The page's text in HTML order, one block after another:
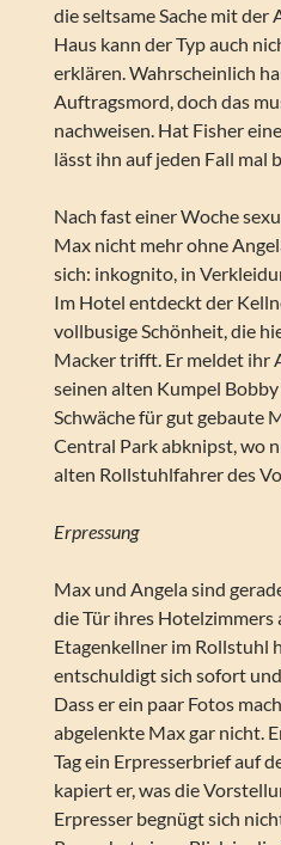
die seltsame Sache mit der
Haus kann der Typ auch
erklären. Wahrscheinlich
Auftragsmord, doch das
nachweisen. Hat Fisher
lässt ihn auf jeden Fall mal
Nach fast einer Woche
Max nicht mehr ohne
sich: inkognito, in
Im Hotel entdeckt der
vollbusige Schönheit, die
Macker trifft. Er meldet ihr
seinen alten Kumpel Bobby
Schwäche für gut gebaute
Central Park abknipst, wo
alten Rollstuhlfahrer des
Erpressung
Max und Angela sind
die Tür ihres Hotelzimmers
Etagenkellner im Rollstuhl
entschuldigt sich sofort
Dass er ein paar Fotos
abgelenkte Max gar nicht.
Tag ein Erpresserbrief auf
kapiert er, was die
Erpresser begnügt sich